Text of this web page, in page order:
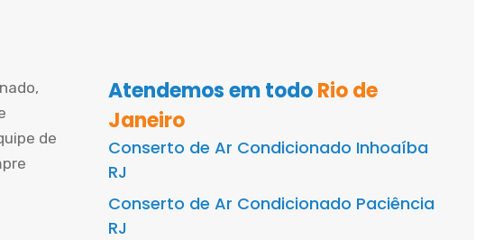
de
Atendemos em todoRio de
Janeiro
Conserto de Ar Condicionado Inhoaíba
RJ
Conserto de Ar Condicionado Paciência
RJ